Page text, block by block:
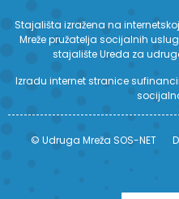
Stajališta izražena na
Mreže pružatelja socijalnih
stajalište Ureda za
Izradu internet stranice
© Udruga Mreža SOS-NET